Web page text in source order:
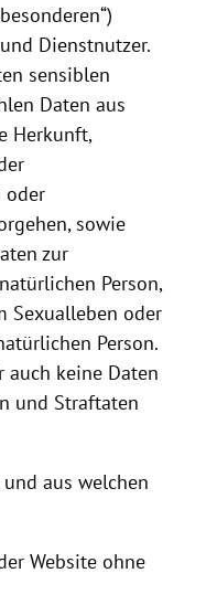
Dienstnutzer.
sensiblen
Daten aus
Herkunft,
oder
sowie
zur
Person,
Sexualleben oder
Person.
keine Daten
und Straftaten
aus welchen
Website ohne